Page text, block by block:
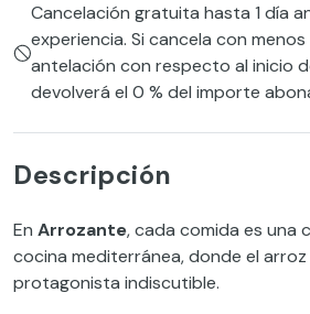
Cancelación gratuita hasta 1 día
experiencia. Si cancela con menos
antelación con respecto al inicio
devolverá el 0 % del importe
Descripción
En Arrozante, cada comida es una
cocina mediterránea, donde el
protagonista indiscutible.